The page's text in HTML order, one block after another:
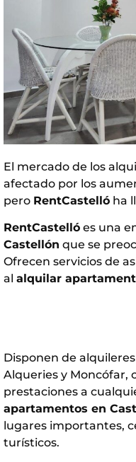
El mercado de los
afectado por los
pero RentCastelló ha
RentCastelló es una
Castellón que se
Ofrecen servicios de
al alquilar
Disponen de
Alqueries y Moncófar,
prestaciones a
apartamentos en
lugares importantes,
turísticos.